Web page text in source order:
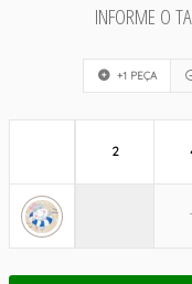
INFORME O
+1 PEÇA
2